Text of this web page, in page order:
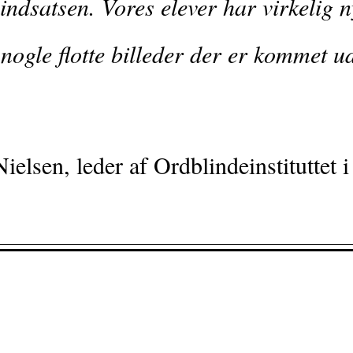
Vores elever har virkelig
flotte billeder der er kommet
leder af Ordblindeinstituttet